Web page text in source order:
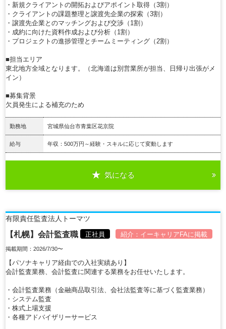
・新規クライアントの開拓およびアポイント取得（3割）
・クライアントの課題整理と譲渡先企業の探索（3割）
・譲渡先企業とのマッチングおよび交渉（1割）
・成約に向けた資料作成および分析（1割）
・プロジェクトの進捗管理とチームミーティング（2割）
■担当エリア
東北地方全域となります。（北海道は別営業所が担当、日帰り出張がメ
イン）
■募集背景
欠員発生による補充のため
勤務地 宮城県仙台市青葉区花京院
給与 年収：500万円～経験・スキルに応じて変動します
気になる
有限責任監査法人トーマツ
【札幌】会計監査職 正社員 紹介： イーキャリアFAに掲載
掲載期間：2026/7/30〜
【パソナキャリア経由での入社実績あり】
会計監査業務、会計監査に関連する業務をお任せいたします。
・会計監査業務（金融商品取引法、会社法監査等に基づく監査業務）
・システム監査
・株式上場支援
・各種アドバイザリーサービス